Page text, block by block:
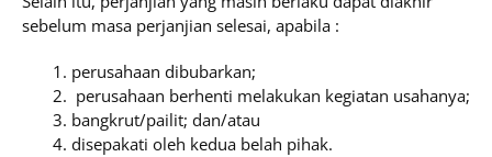
sebelum masa perjanjian selesai, apabila :
perusahaan dibubarkan;
perusahaan berhenti melakukan kegiatan usahanya;
bangkrut/pailit; dan/atau
disepakati oleh kedua belah pihak.